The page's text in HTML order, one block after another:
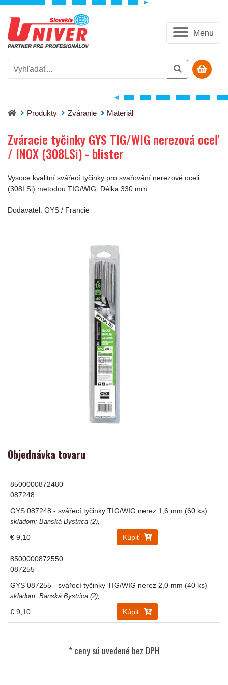
Menu
Produkty Zváranie Materiál
Zváracie tyčinky GYS TIG/WIG nerezová oceľ / INOX
Zváracie tyčinky GYS TIG/WIG nerezová oceľ
/ INOX (308LSi) - blister
Vysoce kvalitní svářecí tyčinky pro svařování nerezové oceli
(308LSi) metodou TIG/WIG. Délka 330 mm.
Dodavatel: GYS / Francie
Objednávka tovaru
8500000872480
087248
GYS 087248 - svářecí tyčinky TIG/WIG nerez 1,6 mm (60 ks)
skladom: Banská Bystrica (2),
€ 9,10 Kúpiť
8500000872550
087255
GYS 087255 - svářecí tyčinky TIG/WIG nerez 2,0 mm (40 ks)
skladom: Banská Bystrica (2),
€ 9,10 Kúpiť